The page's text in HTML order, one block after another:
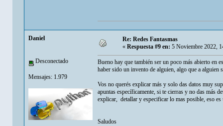
Danielㅤ
Desconectado
Mensajes: 1.979
Re: Redes Fantasmas
« Respuesta #9 en: 5 Noviembre 2022,
Bueno hay que también ser un poco más abierto en
haber sido un invento de alguien, algo que a alguien
Vos no querés explicar más y solo das datos muy
apuntas específicamente, si te cierras y no das más
explicar, detallar y especificar lo mas posible, eso
Saludos